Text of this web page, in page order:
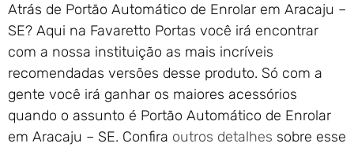
Portão de Garagem de
Enrolar em Nova Iguaçu – RJ
Portão de Garagem de
Enrolar em Nova Friburgo –
RJ
Atrás de Portão Automático de Enrolar em Aracaju –
SE? Aqui na Favaretto Portas você irá encontrar
com a nossa instituição as mais incríveis
recomendadas versões desse produto. Só com a
gente você irá ganhar os maiores acessórios
quando o assunto é Portão Automático de Enrolar
em Aracaju – SE. Confira outros detalhes sobre esse